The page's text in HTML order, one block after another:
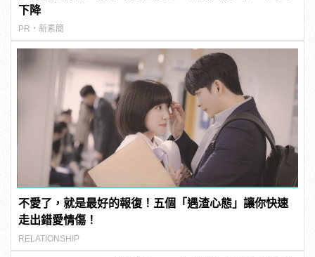
下降
PR・新素簡
不愛了，就是最好的報復！五個「遇渣心態」讓你快速
走出錯愛情傷！
RELATIONSHIP